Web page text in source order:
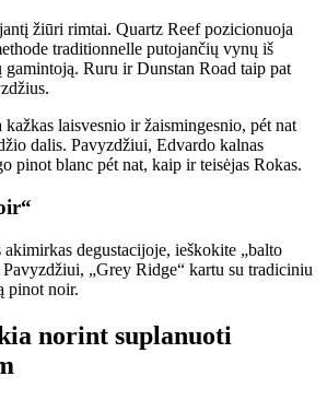
žiūri rimtai. Quartz Reef pozicionuoja
traditionnelle putojančių vynų iš
Ruru ir Dunstan Road taip pat
laisvesnio ir žaismingesnio, pét nat
dalis. Pavyzdžiui, Edvardo kalnas
pinot blanc pét nat, kaip ir teisėjas Rokas.
akimirkas degustacijoje, ieškokite „balto
„Grey Ridge“ kartu su tradiciniu
pinot noir.
norint suplanuoti